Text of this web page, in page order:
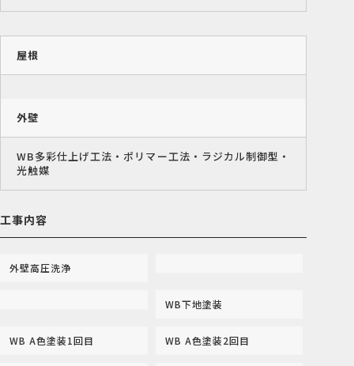
屋根
外壁
WB多彩仕上げ工法・ポリマー工法・ラジカル制御型・
光触媒
工事内容
外壁高圧洗浄
WB下地塗装
WB A色塗装1回目 WB A色塗装2回目